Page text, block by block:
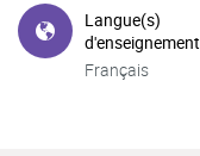
Langue(s)
d'enseignement
Français